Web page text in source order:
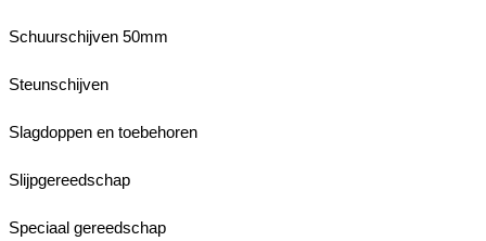
Schuurschijven 50mm
Steunschijven
Slagdoppen en toebehoren
Slijpgereedschap
Speciaal gereedschap